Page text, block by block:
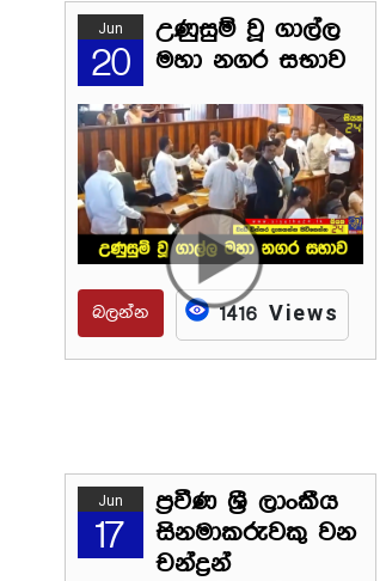
Jun
20
උණුසුම් වූ ගාල්ල
මහා නගර සභාව
බලන්න 1416 Views
Jun
17
ප්‍රවීණ ශ්‍රී ලාංකීය
සිනමාකරුවකු වන
චන්ද්‍රන්